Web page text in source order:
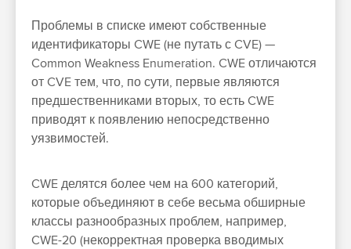
Проблемы в списке имеют собственные
идентификаторы CWE (не путать с CVE) —
Common Weakness Enumeration. CWE отличаются
от CVE тем, что, по сути, первые являются
предшественниками вторых, то есть CWE
приводят к появлению непосредственно
уязвимостей.
CWE делятся более чем на 600 категорий,
которые объединяют в себе весьма обширные
классы разнообразных проблем, например,
CWE-20 (некорректная проверка вводимых